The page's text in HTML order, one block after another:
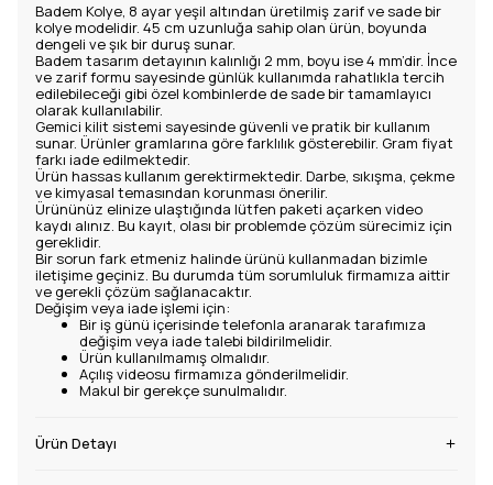
Badem Kolye, 8 ayar yeşil altından üretilmiş zarif ve sade bir
kolye modelidir. 45 cm uzunluğa sahip olan ürün, boyunda
dengeli ve şık bir duruş sunar.
Badem tasarım detayının kalınlığı 2 mm, boyu ise 4 mm’dir. İnce
ve zarif formu sayesinde günlük kullanımda rahatlıkla tercih
edilebileceği gibi özel kombinlerde de sade bir tamamlayıcı
olarak kullanılabilir.
Gemici kilit sistemi sayesinde güvenli ve pratik bir kullanım
sunar. Ürünler gramlarına göre farklılık gösterebilir. Gram fiyat
farkı iade edilmektedir.
Ürün hassas kullanım gerektirmektedir. Darbe, sıkışma, çekme
ve kimyasal temasından korunması önerilir.
Ürününüz elinize ulaştığında lütfen paketi açarken video
kaydı alınız. Bu kayıt, olası bir problemde çözüm sürecimiz için
gereklidir.
Bir sorun fark etmeniz halinde ürünü kullanmadan bizimle
iletişime geçiniz. Bu durumda tüm sorumluluk firmamıza aittir
ve gerekli çözüm sağlanacaktır.
Değişim veya iade işlemi için:
Bir iş günü içerisinde telefonla aranarak tarafımıza
değişim veya iade talebi bildirilmelidir.
Ürün kullanılmamış olmalıdır.
Açılış videosu firmamıza gönderilmelidir.
Makul bir gerekçe sunulmalıdır.
Ürün Detayı